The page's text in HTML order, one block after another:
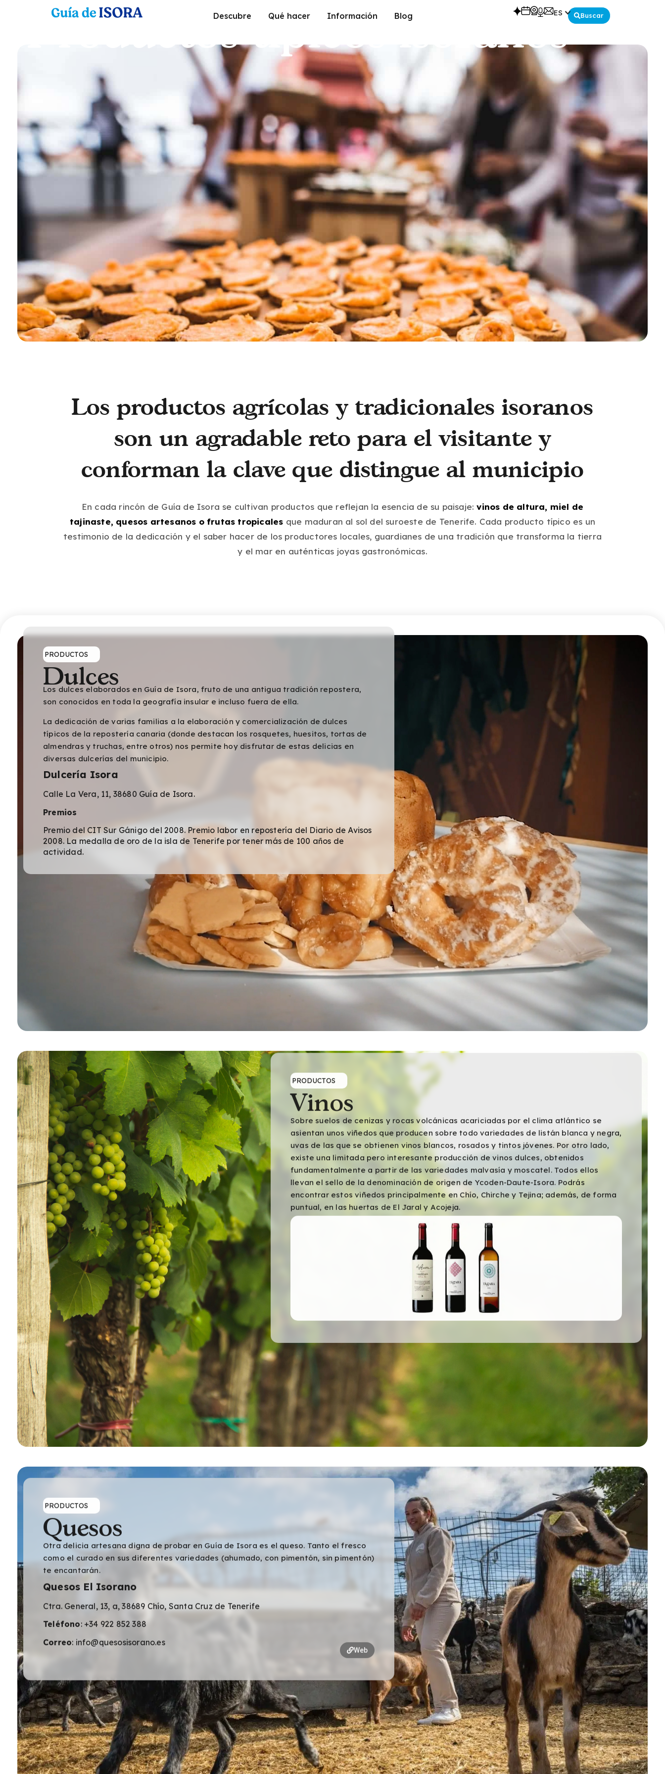
Descubre Qué hacer Información Blog Buscar
ES
Español
English
Deutsch
Productos típicos isoranos
Los productos agrícolas y tradicionales isoranos
son un agradable reto para el visitante y
conforman la clave que distingue al municipio
En cada rincón de Guía de Isora se cultivan productos que reflejan la esencia de su paisaje:vinos de altura, miel de
tajinaste, quesos artesanos o frutas tropicales que maduran al sol del suroeste de Tenerife. Cada producto típico es un
testimonio de la dedicación y el saber hacer de los productores locales, guardianes de una tradición que transforma la tierra
y el mar en auténticas joyas gastronómicas.
PRODUCTOS
Dulces
Los dulces elaborados en Guía de Isora, fruto de una antigua tradición repostera,
son conocidos en toda la geografía insular e incluso fuera de ella.
La dedicación de varias familias a la elaboración y comercialización de dulces
típicos de la repostería canaria (donde destacan los rosquetes, huesitos, tortas de
almendras y truchas, entre otros) nos permite hoy disfrutar de estas delicias en
diversas dulcerías del municipio.
Dulcería Isora
Calle La Vera, 11, 38680 Guía de Isora.
Premios
Premio del CIT Sur Gánigo del 2008. Premio labor en repostería del Diario de Avisos
2008. La medalla de oro de la isla de Tenerife por tener más de 100 años de
actividad.
PRODUCTOS
Vinos
Sobre suelos de cenizas y rocas volcánicas acariciadas por el clima atlántico se
asientan unos viñedos que producen sobre todo variedades de listán blanca y negra,
uvas de las que se obtienen vinos blancos, rosados y tintos jóvenes. Por otro lado,
existe una limitada pero interesante producción de vinos dulces, obtenidos
fundamentalmente a partir de las variedades malvasía y moscatel. Todos ellos
llevan el sello de la denominación de origen de Ycoden-Daute-Isora. Podrás
encontrar estos viñedos principalmente en Chío, Chirche y Tejina; además, de forma
puntual, en las huertas de El Jaral y Acojeja.
PRODUCTOS
Quesos
Otra delicia artesana digna de probar en Guía de Isora es el queso. Tanto el fresco
como el curado en sus diferentes variedades (ahumado, con pimentón, sin pimentón)
te encantarán.
Quesos El Isorano
Ctra. General, 13, a, 38689 Chío, Santa Cruz de Tenerife
Teléfono: +34 922 852 388
Correo: info@quesosisorano.es
Web